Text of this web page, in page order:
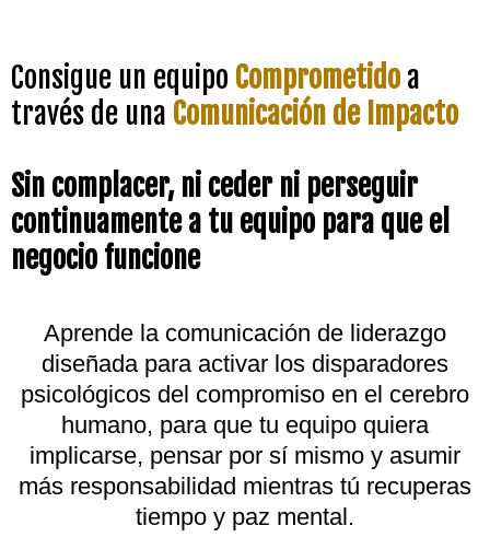
Consigue un equipo Comprometido a
través de una Comunicación de Impacto
Sin complacer, ni ceder ni perseguir
continuamente a tu equipo para que el
negocio funcione
Aprende la comunicación de liderazgo
diseñada para activar los disparadores
psicológicos del compromiso en el cerebro
humano, para que tu equipo quiera
implicarse, pensar por sí mismo y asumir
más responsabilidad mientras tú recuperas
tiempo y paz mental.